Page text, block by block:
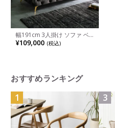
幅191cm 3人掛け ソファ ベ
ロア調 スチール 脚付き ファ
ブリックソファ ベルベッドソ
¥109,000 (税込)
おすすめランキング
1 3